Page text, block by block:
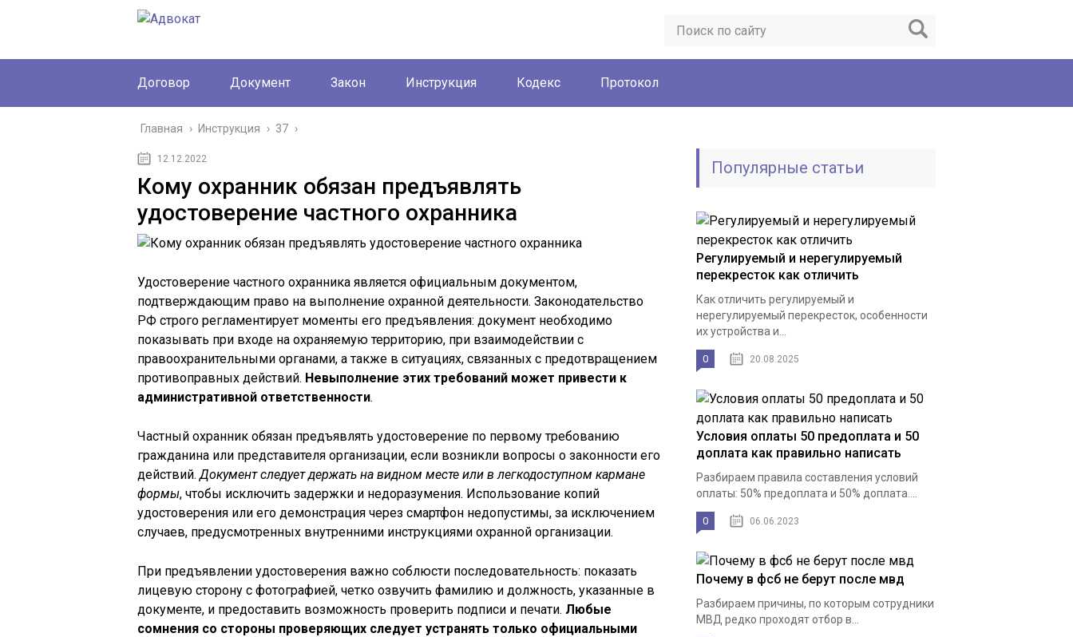
Договор Документ Закон Инструкция Кодекс Протокол
Главная › Инструкция › 37 ›
12.12.2022
Кому охранник обязан предъявлять
удостоверение частного охранника
Удостоверение частного охранника является официальным документом,
подтверждающим право на выполнение охранной деятельности. Законодательство
РФ строго регламентирует моменты его предъявления: документ необходимо
показывать при входе на охраняемую территорию, при взаимодействии с
правоохранительными органами, а также в ситуациях, связанных с предотвращением
противоправных действий. Невыполнение этих требований может привести к
административной ответственности.
Частный охранник обязан предъявлять удостоверение по первому требованию
гражданина или представителя организации, если возникли вопросы о законности его
действий.Документ следует держать на видном месте или в легкодоступном кармане
формы, чтобы исключить задержки и недоразумения. Использование копий
удостоверения или его демонстрация через смартфон недопустимы, за исключением
случаев, предусмотренных внутренними инструкциями охранной организации.
При предъявлении удостоверения важно соблюсти последовательность: показать
лицевую сторону с фотографией, четко озвучить фамилию и должность, указанные в
документе, и предоставить возможность проверить подписи и печати. Любые
сомнения со стороны проверяющих следует устранять только официальными
Популярные статьи
Регулируемый и нерегулируемый
перекресток как отличить
Как отличить регулируемый и
нерегулируемый перекресток, особенности
их устройства и...
0 20.08.2025
Условия оплаты 50 предоплата и 50
доплата как правильно написать
Разбираем правила составления условий
оплаты: 50% предоплата и 50% доплата....
0 06.06.2023
Почему в фсб не берут после мвд
Разбираем причины, по которым сотрудники
МВД редко проходят отбор в...